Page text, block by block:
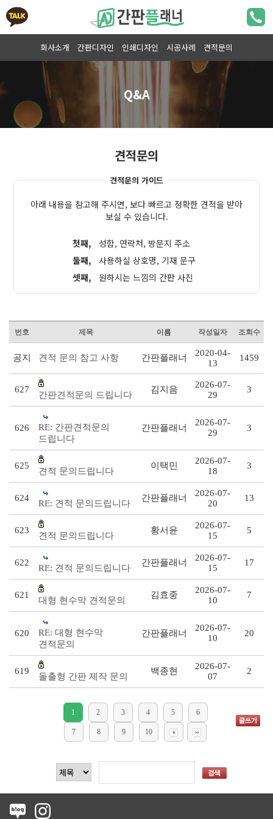
회사소개 간판디자인 인쇄디자인 시공사례 견적문의
견적문의
견적문의 가이드
아래 내용을 참고해 주시면, 보다 빠르고 정확한 견적을 받아
보실 수 있습니다.
첫째,
성함, 연락처, 방문지 주소
둘째,
사용하실 상호명, 기재 문구
셋째,
원하시는 느낌의 간판 사진
번호 제목 이름 작성일자 조회수
공지 견적 문의 참고 사항 간판플래너
2020-04-
13
1459
627
간판견적문의 드립니다
김지음
2026-07-
29
3
626
RE: 간판견적문의
드립니다
간판플래너
2026-07-
29
3
625
견적 문의드립니다
이택민
2026-07-
18
3
624
RE: 견적 문의드립니다
간판플래너
2026-07-
20
13
623
견적 문의드립니다
황서윤
2026-07-
15
5
622
RE: 견적 문의드립니다
간판플래너
2026-07-
15
17
621
대형 현수막 견적문의
김효중
2026-07-
10
7
620
RE: 대형 현수막
견적문의
간판플래너
2026-07-
10
20
619
돌출형 간판 제작 문의
백종현
2026-07-
07
2
1 2 3 4 5 6
7 8 9 10